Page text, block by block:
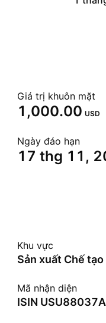
Giá trị khuôn mặt
1,000.00 USD
Ngày đáo hạn
17 thg 11,
Khu vực
Sản xuất Chế tạo
Mã nhận diện
ISIN